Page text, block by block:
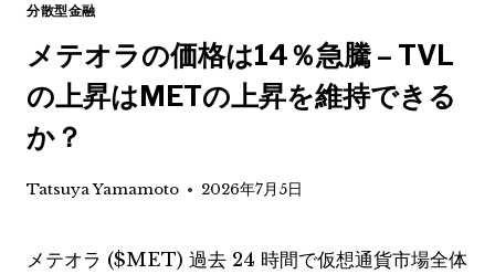
分散型金融
メテオラの価格は14％急騰 – TVL
の上昇はMETの上昇を維持できる
か？
Tatsuya Yamamoto 2026年7月5日
メテオラ ($MET) 過去 24 時間で仮想通貨市場全体